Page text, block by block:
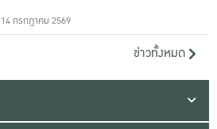
14 กรกฎาคม 2569
ข่าวทั้งหมด